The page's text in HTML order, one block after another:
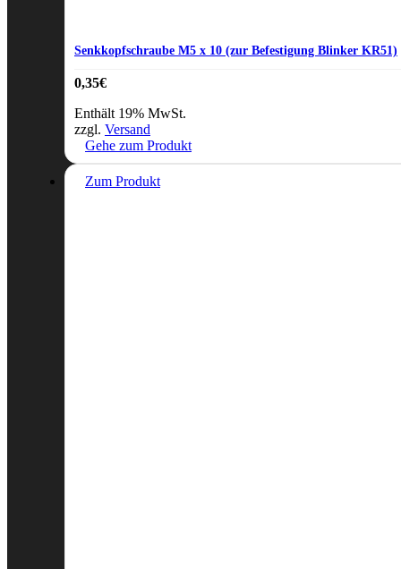
Senkkopfschraube M5 x 10 (zur Befestigung Blinker KR51)
0,35€
Enthält 19% MwSt.
zzgl. Versand
Gehe zum Produkt
Zum Produkt